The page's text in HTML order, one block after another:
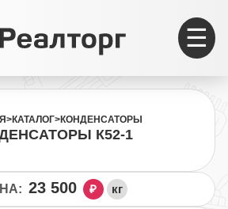
>КАТАЛОГ>КОНДЕНСАТОРЫ
К52-1
23 500 ₽ кг
☰